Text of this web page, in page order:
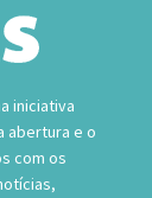
iniciativa
abertura e o
com os